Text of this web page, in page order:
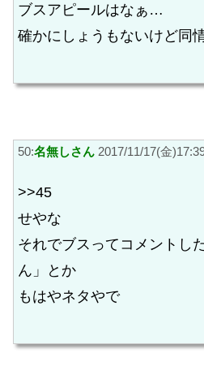
ブスアピールはなぁ…
確かにしょうもないけど同
50:名無しさん 2017/11/17(金
>>45
せやな
それでブスってコメントし
ん」とか
もはやネタやで